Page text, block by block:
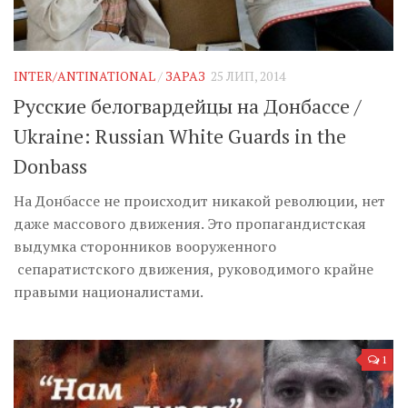
INTER/ANTINATIONAL / ЗАРАЗ 25 ЛИП, 2014
Русские белогвардейцы на Донбассе /
Ukraine: Russian White Guards in the
Donbass
На Донбассе не происходит никакой революции, нет
даже массового движения. Это пропагандистская
выдумка сторонников вооруженного
сепаратистского движения, руководимого крайне
правыми националистами.
1